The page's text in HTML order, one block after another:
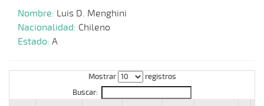
Nombre: Luis D. Menghini
Nacionalidad: Chileno
Estado: A
Mostrar
registros
Buscar: